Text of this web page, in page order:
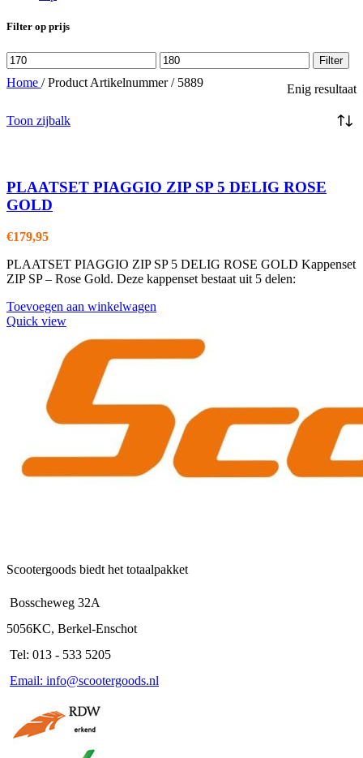
Filter op prijs
Min.
prijs
Max.
prijs
Filter
Home / Product Artikelnummer/ 5889 Enig resultaat
Toon zijbalk
PLAATSET PIAGGIO ZIP SP 5 DELIG ROSE
GOLD
€179,95
PLAATSET PIAGGIO ZIP SP 5 DELIG ROSE GOLD Kappenset
ZIP SP – Rose Gold. Deze kappenset bestaat uit 5 delen:
Toevoegen aan winkelwagen
Quick view
Scootergoods biedt het totaalpakket
Bosscheweg 32A
5056KC, Berkel-Enschot
Tel: 013 - 533 5205
Email: info@scootergoods.nl